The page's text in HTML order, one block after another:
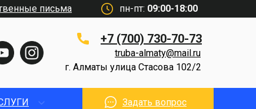
пн-пт: 09:00-18:00
+7 (700) 730-70-73
г. Алматы улица Стасова 102/2
truba-almaty@mail.ru
письма
Задать вопрос